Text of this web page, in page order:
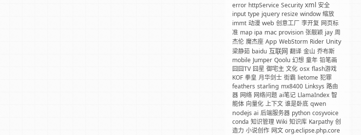
error httpService Security xml 安全
input type jquery resize window 缩放
immt 动漫 web 创意工厂 李开复 网页标
准 map ipa mac provision 张靓颖 jay 周
杰伦 魔杰座 App WebStorm Rider Unity
梁静茹 baidu 互联网 翻译 金山 乔布斯
mobile Jumper Qoolu 幻想 童年 铅笔画
囧囧TV 囧星 御宅主 文化 osx flash游戏
KOF 拳皇 月华剑士 街霸 lietome 犯罪
feathers starling mx8400 Linksys 路由
器 网络 网络问题 ai笔记 LlamaIndex 智
能体 向量化 上下文 谁是卧底 qwen
nodejs ai 后端服务器 python cosyvoice
conda 知识管理 Wiki 知识库 Karpathy 创
造力 小说创作 网文 org.eclipse.php.core